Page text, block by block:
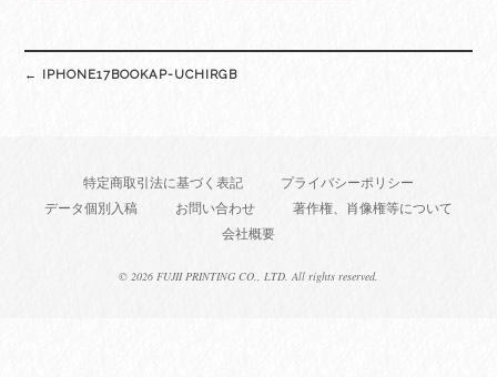
navigation
← IPHONE17BOOKAP-UCHIRGB
特定商取引法に基づく表記
プライバシーポリシー
データ個別入稿
お問い合わせ
著作権、肖像権等について
会社概要
© 2026 FUJII PRINTING CO., LTD. All rights reserved.